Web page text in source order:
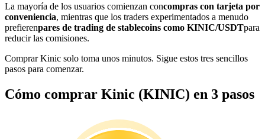
Información
Análisis de big data que incluye información comercial, etc.
La mayoría de los usuarios comienzan concompras con tarjeta por
conveniencia, mientras que los traders experimentados a menudo
prefierenpares de trading de stablecoins como KINIC/USDTpara
reducir las comisiones.
Comprar Kinic solo toma unos minutos. Sigue estos tres sencillos
pasos para comenzar.
Cómo comprar Kinic (KINIC) en 3 pasos